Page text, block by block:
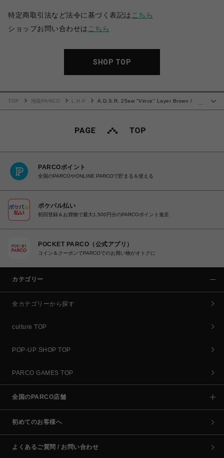
特定商取引法など法令に基づく表記は こちら
ショップお問い合わせは こちら
SHOP TOP
…
TOP 池袋PARCO L.H.P
A.D.S.R. 25aw "Vince" Layer Brown /
PARCOポイント
全国のPARCOやONLINE PARCOで貯まる＆使える
ポケパル払い
初回登録＆お買物で最大1,500円分のPARCOポイント進呈
POCKET PARCO（公式アプリ）
コイン＆クーポンでPARCOでのお買い物がオトクに
カテゴリー
全カテゴリーから探す
culture TOP
POP-UP SHOP TOP
PARCO GAMES TOP
全国のPARCO店舗
初めてのお客様へ
よくあるご質問 / お問い合わせ